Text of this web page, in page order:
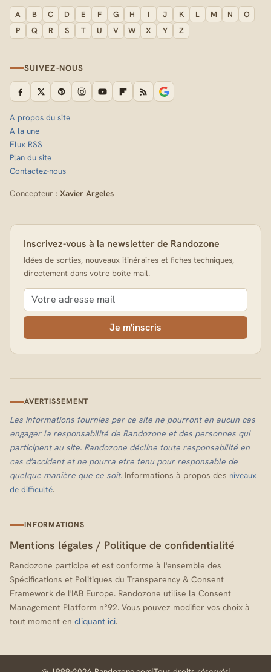
A B C D E F G H I J K L M N
O
P
Q R S T U V W X Y Z
SUIVEZ-NOUS
A propos du site
A la une
Flux RSS
Plan du site
Contactez-nous
Concepteur : Xavier Argeles
Inscrivez-vous à la newsletter de Randozone
Idées de sorties, nouveaux itinéraires et fiches techniques,
directement dans votre boîte mail.
Je m'inscris
AVERTISSEMENT
Les informations fournies par ce site ne pourront en aucun cas
engager la responsabilité de Randozone et des personnes qui
participent au site. Randozone décline toute responsabilité en
cas d'accident et ne pourra etre tenu pour responsable de
quelque manière que ce soit. Informations à propos des niveaux
de difficulté.
INFORMATIONS
Mentions légales / Politique de confidentialité
Randozone participe et est conforme à l'ensemble des
Spécifications et Politiques du Transparency & Consent
Framework de l'IAB Europe. Randozone utilise la Consent
Management Platform n°92. Vous pouvez modifier vos choix à
tout moment en cliquant ici.